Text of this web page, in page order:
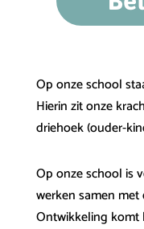
Op onze school
Hierin zit onze
driehoek (ouder-
Op onze school is
werken samen
Ontwikkeling komt